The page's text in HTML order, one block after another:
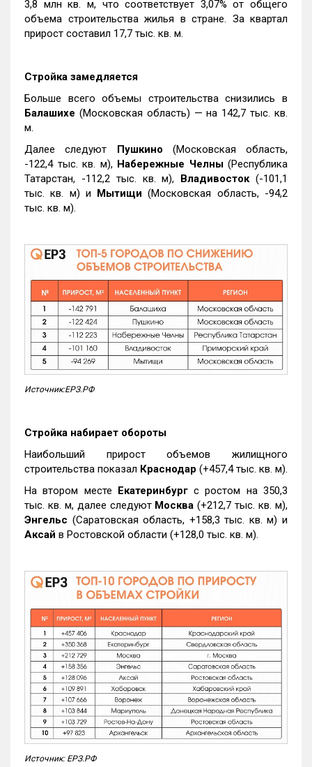
3,8 млн кв. м, что соответствует 3,07% от общего
объема строительства жилья в стране. За квартал
прирост составил 17,7 тыс. кв. м.
Стройка замедляется
Больше всего объемы строительства снизились в
Балашихе (Московская область) — на 142,7 тыс. кв.
м.
Далее следуют Пушкино (Московская область,
-122,4 тыс. кв. м), Набережные Челны(Республика
Татарстан, -112,2 тыс. кв. м), Владивосток(-101,1
тыс. кв. м) и Мытищи (Московская область, -94,2
тыс. кв. м).
Источник:ЕРЗ.РФ
Стройка набирает обороты
Наибольший прирост объемов жилищного
строительства показал Краснодар (+457,4 тыс. кв. м).
На втором месте Екатеринбургс ростом на 350,3
тыс. кв. м, далее следуют Москва (+212,7 тыс. кв. м),
Энгельс (Саратовская область, +158,3 тыс. кв. м) и
Аксай в Ростовской области (+128,0 тыс. кв. м).
Источник: ЕРЗ.РФ